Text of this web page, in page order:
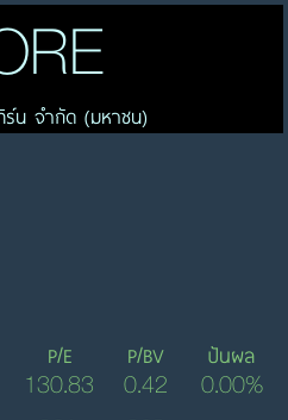
ร์น จำกัด (มหาชน)
P/E
130.83
P/BV
0.42
ปันผล
0.00%